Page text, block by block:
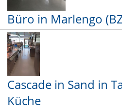
Büro in Marlengo
Cascade in Sand in
Küche